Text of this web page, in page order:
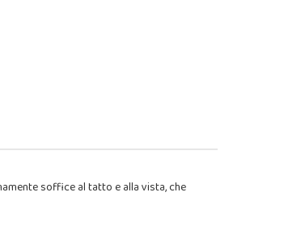
soffice al tatto e alla vista, che